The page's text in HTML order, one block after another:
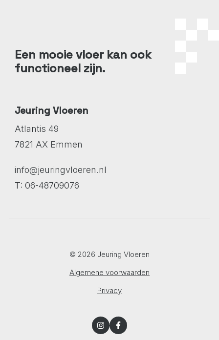
Een mooie vloer kan ook
functioneel zijn.
Jeuring Vloeren
Atlantis 49
7821 AX Emmen
info@jeuringvloeren.nl
T: 06-48709076
© 2026 Jeuring Vloeren
Algemene voorwaarden
Privacy